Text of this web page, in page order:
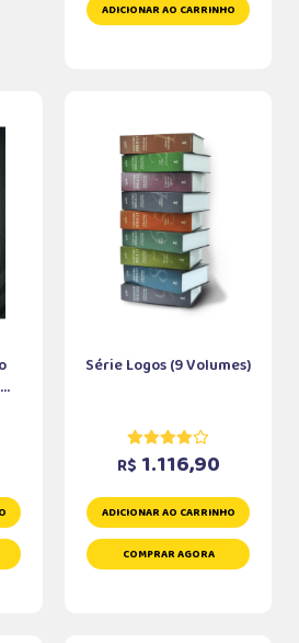
ADICIONAR AO CARRINHO
Série Logos (9 Volumes)
R$ 1.116,90
ADICIONAR AO CARRINHO
COMPRAR AGORA